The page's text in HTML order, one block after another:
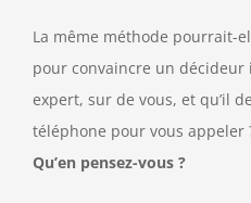
La même méthode pourrait-
pour convaincre un
expert, sur de vous, et qu’il
téléphone pour vous appeler
Qu’en pensez-vous ?